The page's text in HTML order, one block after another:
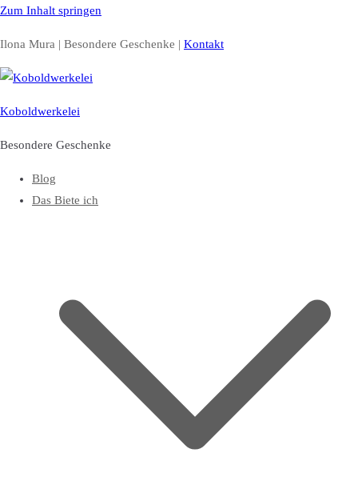
Zum Inhalt springen
Ilona Mura | Besondere Geschenke | Kontakt
Koboldwerkelei
Besondere Geschenke
Blog
Das Biete ich